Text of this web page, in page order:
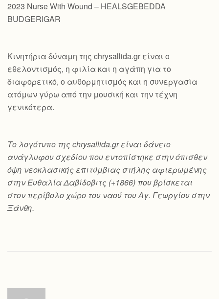
2023 Nurse With Wound – HEALSGEBEDDA
BUDGERIGAR
Κινητήρια δύναμη της chrysallida.gr είναι ο
εθελοντισμός, η φιλία και η αγάπη για το
διαφορετικό, ο αυθορμητισμός και η συνεργασία
ατόμων γύρω από την μουσική και την τέχνη
γενικότερα.
Το λογότυπο της chrysallida.gr είναι δάνειο
ανάγλυφου σχεδίου που εντοπίστηκε στην όπισθεν
όψη νεοκλασικής επιτύμβιας στήλης αφιερωμένης
στην Ευθαλία Δαβίδοβιτς (+1866) που βρίσκεται
στον περίβολο χώρο του ναού του Αγ. Γεωργίου στην
Ξάνθη.